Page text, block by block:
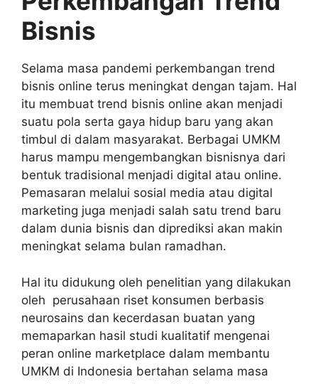
Bisnis
Selama masa pandemi perkembangan trend
bisnis online terus meningkat dengan tajam. Hal
itu membuat trend bisnis online akan menjadi
suatu pola serta gaya hidup baru yang akan
timbul di dalam masyarakat. Berbagai UMKM
harus mampu mengembangkan bisnisnya dari
bentuk tradisional menjadi digital atau online.
Pemasaran melalui sosial media atau digital
marketing juga menjadi salah satu trend baru
dalam dunia bisnis dan diprediksi akan makin
meningkat selama bulan ramadhan.
Hal itu didukung oleh penelitian yang dilakukan
oleh perusahaan riset konsumen berbasis
neurosains dan kecerdasan buatan yang
memaparkan hasil studi kualitatif mengenai
peran online marketplace dalam membantu
UMKM di Indonesia bertahan selama masa